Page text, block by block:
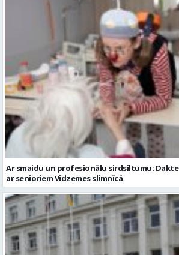
Ar smaidu un profesionālu sirdsiltumu:
ar senioriem Vidzemes slimnīcā